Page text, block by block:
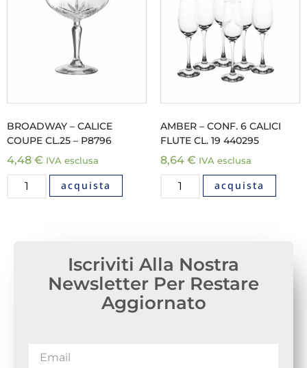
BROADWAY – CALICE
COUPE CL.25 – P8796
4,48 € IVA esclusa
acquista
AMBER – CONF. 6 CALICI
FLUTE CL. 19 440295
8,64 € IVA esclusa
acquista
Iscriviti Alla Nostra
Newsletter Per Restare
Aggiornato